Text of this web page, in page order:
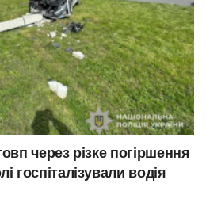
через різке погіршення
госпіталізували водія